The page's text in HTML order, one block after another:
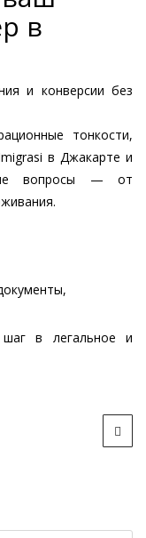
в
и конверсии без
тонкости,
в Джакарте и
вопросы — от
в легальное и